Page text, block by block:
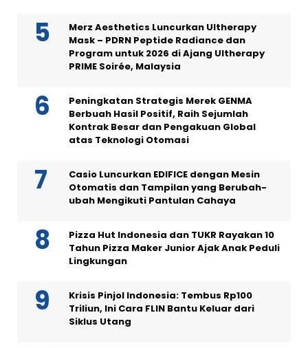
Merz Aesthetics Luncurkan Ultherapy
Mask – PDRN Peptide Radiance dan
Program untuk 2026 di Ajang Ultherapy
PRIME Soirée, Malaysia
Peningkatan Strategis Merek GENMA
Berbuah Hasil Positif, Raih Sejumlah
Kontrak Besar dan Pengakuan Global
atas Teknologi Otomasi
Casio Luncurkan EDIFICE dengan Mesin
Otomatis dan Tampilan yang Berubah-
ubah Mengikuti Pantulan Cahaya
Pizza Hut Indonesia dan TUKR Rayakan 10
Tahun Pizza Maker Junior Ajak Anak Peduli
Lingkungan
Krisis Pinjol Indonesia: Tembus Rp100
Triliun, Ini Cara FLIN Bantu Keluar dari
Siklus Utang